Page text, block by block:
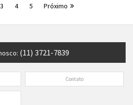
3 4 5 Próximo
(11) 3721-7839
Contato